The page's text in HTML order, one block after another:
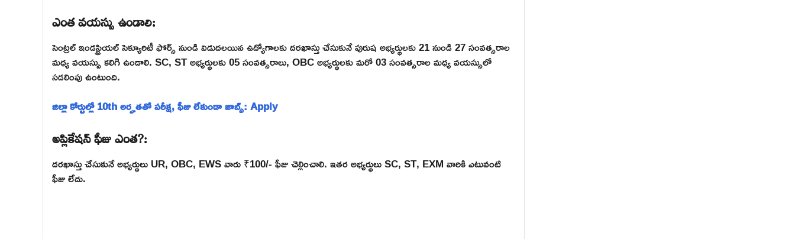
ఎంత వయస్సు ఉండాలి:
సెంట్రల్ ఇండస్ట్రియల్ సెక్యూరిటీ ఫోర్స్ నుండి విడుదలయిన ఉద్యోగాలకు దరఖాస్తు చేసుకునే పురుష అభ్యర్థులకు 21 నుండి 27 సంవత్సరాల
మధ్య వయస్సు కలిగి ఉండాలి. SC, ST అభ్యర్థులకు 05 సంవత్సరాలు, OBC అభ్యర్థులకు మరో 03 సంవత్సరాల మధ్య వయస్సులో
సడలింపు ఉంటుంది.
జిల్లా కోర్టుల్లో 10th అర్హతతో పరీక్ష, ఫీజు లేకుండా జాబ్స్: Apply
అప్లికేషన్ ఫీజు ఎంత?:
దరఖాస్తు చేసుకునే అభ్యర్థులు UR, OBC, EWS వారు ₹100/- ఫీజు చెల్లించాలి. ఇతర అభ్యర్థులు SC, ST, EXM వారికి ఎటువంటి
ఫీజు లేదు.